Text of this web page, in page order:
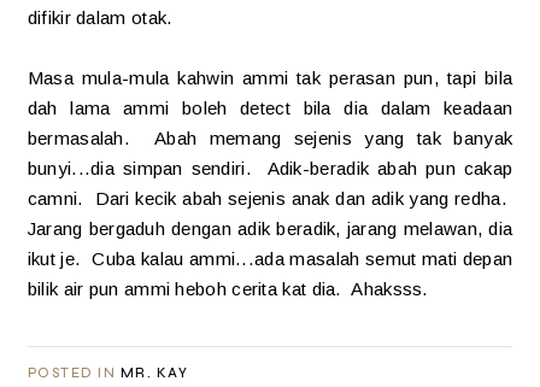
difikir dalam otak.
Masa mula-mula kahwin ammi tak perasan pun, tapi bila
dah lama ammi boleh detect bila dia dalam keadaan
bermasalah. Abah memang sejenis yang tak banyak
bunyi...dia simpan sendiri. Adik-beradik abah pun cakap
camni. Dari kecik abah sejenis anak dan adik yang redha.
Jarang bergaduh dengan adik beradik, jarang melawan, dia
ikut je. Cuba kalau ammi...ada masalah semut mati depan
bilik air pun ammi heboh cerita kat dia. Ahaksss.
POSTED IN MR. KAY